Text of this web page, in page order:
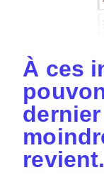
À ces
revient.